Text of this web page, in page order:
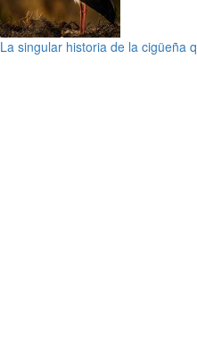
La singular historia de la cigüeña